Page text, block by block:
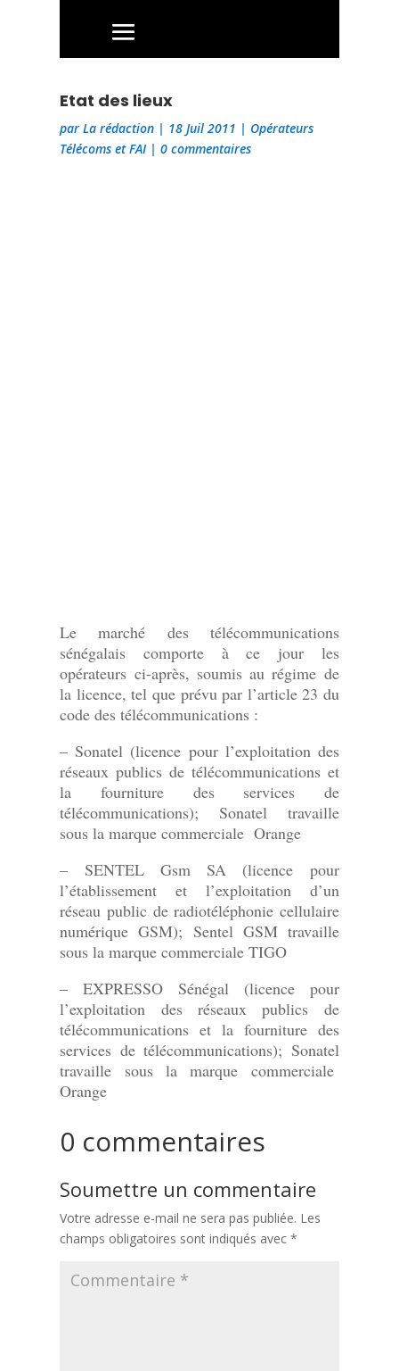
Etat des lieux
parLa rédaction | 18 Juil 2011 | Opérateurs
Télécoms et FAI|0 commentaires
Le marché des télécommunications
sénégalais comporte à ce jour les
opérateurs ci-après, soumis au régime de
la licence, tel que prévu par l’article 23 du
code des télécommunications :
– Sonatel (licence pour l’exploitation des
réseaux publics de télécommunications et
la fourniture des services de
télécommunications); Sonatel travaille
sous la marque commerciale Orange
– SENTEL Gsm SA (licence pour
l’établissement et l’exploitation d’un
réseau public de radiotéléphonie cellulaire
numérique GSM); Sentel GSM travaille
sous la marque commerciale TIGO
– EXPRESSO Sénégal (licence pour
l’exploitation des réseaux publics de
télécommunications et la fourniture des
services de télécommunications); Sonatel
travaille sous la marque commerciale
Orange
0 commentaires
Soumettre un commentaire
Votre adresse e-mail ne sera pas publiée. Les
champs obligatoires sont indiqués avec*